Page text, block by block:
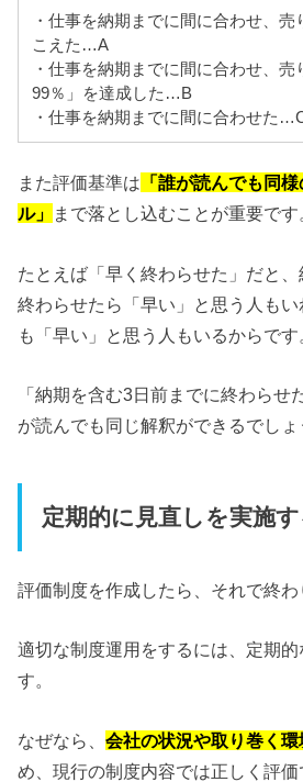
・仕事を納期までに間に合わせ、売
こえた…A
・仕事を納期までに間に合わせ、売
99％」を達成した…B
・仕事を納期までに間に合わせた
また評価基準は 「誰が読んでも同
ル」
まで落とし込むことが重要です
たとえば「早く終わらせた」だと
終わらせたら「早い」と思う人も
も「早い」と思う人もいるからです
「納期を含む3日前までに終わらせ
が読んでも同じ解釈ができるでしょ
定期的に見直しを実施す
評価制度を作成したら、それで終わ
適切な制度運用をするには、定期
す。
なぜなら、会社の状況や取り巻く
め、現行の制度内容では正しく評